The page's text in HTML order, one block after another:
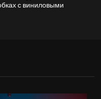
с виниловыми